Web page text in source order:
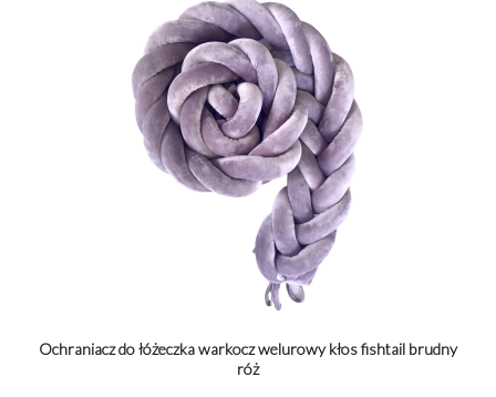
Ochraniacz do łóżeczka warkocz welurowy kłos fishtail brudny
róż